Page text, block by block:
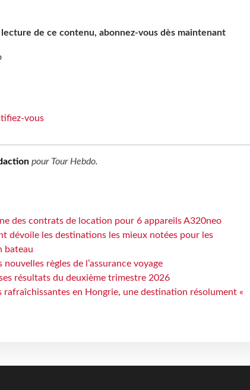
de ce contenu, abonnez-vous dès maintenant
vous
pour Tour Hebdo.
des contrats de location pour 6 appareils A320neo
dévoile les destinations les mieux notées pour les
bateau
nouvelles règles de l’assurance voyage
résultats du deuxième trimestre 2026
rafraîchissantes en Hongrie, une destination résolument «